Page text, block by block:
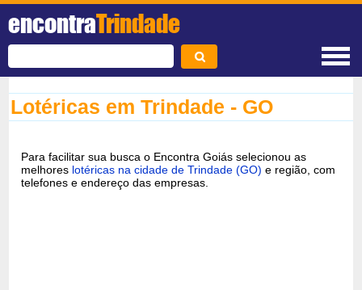
encontraTrindade
Lotéricas em Trindade - GO
Para facilitar sua busca o Encontra Goiás selecionou as
melhores lotéricas na cidade de Trindade (GO) e região, com
telefones e endereço das empresas.